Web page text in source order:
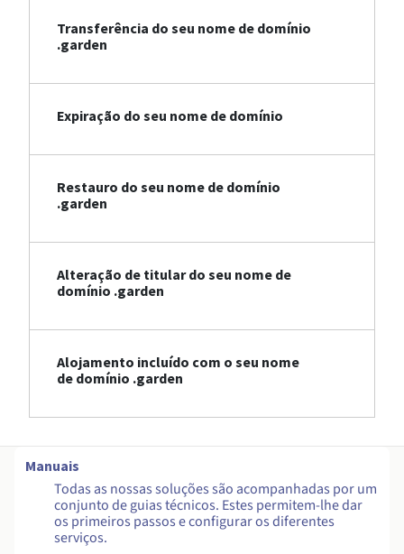
Transferência do seu nome de domínio
.garden
Expiração do seu nome de domínio
Restauro do seu nome de domínio
.garden
Alteração de titular do seu nome de
domínio .garden
Alojamento incluído com o seu nome
de domínio .garden
Manuais
Todas as nossas soluções são acompanhadas por um
conjunto de guias técnicos. Estes permitem-lhe dar
os primeiros passos e configurar os diferentes
serviços.